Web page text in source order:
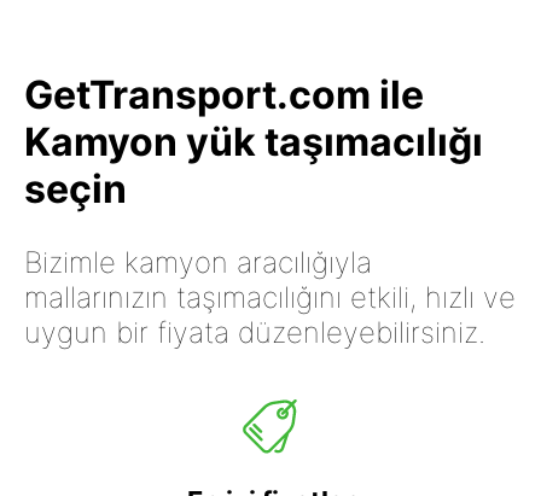
GetTransport.com ile
Kamyon yük taşımacılığı
seçin
Bizimle kamyon aracılığıyla
mallarınızın taşımacılığını etkili, hızlı ve
uygun bir fiyata düzenleyebilirsiniz.